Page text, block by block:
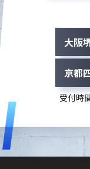
大阪
京都
受付時